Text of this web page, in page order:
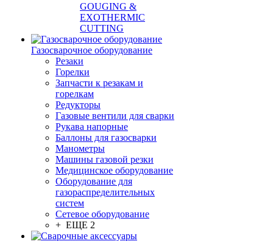
GOUGING &
EXOTHERMIC
CUTTING
Газосварочное оборудование
Резаки
Горелки
Запчасти к резакам и
горелкам
Редукторы
Газовые вентили для сварки
Рукава напорные
Баллоны для газосварки
Манометры
Машины газовой резки
Медицинское оборудование
Оборудование для
газораспределительных
систем
Сетевое оборудование
+ ЕЩЕ 2